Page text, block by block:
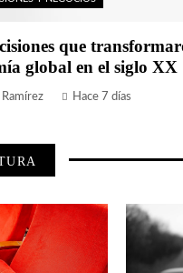
que
global en el siglo XX
Ramírez Hace 7 días